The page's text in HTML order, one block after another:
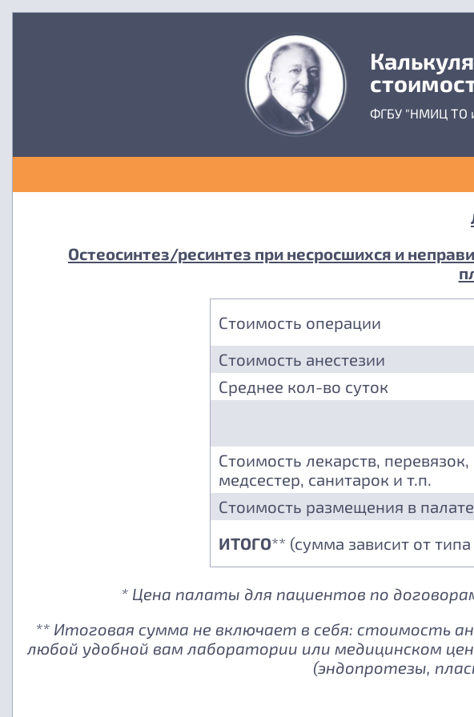
ФГБУ "НМИЦ ТО
Остеосинтез/ресинтез при несросшихся и
Стоимость операции
Стоимость анестезии
Среднее кол-во суток
Стоимость лекарств,
медсестер, санитарок и т.п.
Стоимость размещения в
ИТОГО** (сумма зависит от
* Цена палаты для пациентов по
** Итоговая сумма не включает в себя: стоимость
любой удобной вам лаборатории или медицинском
(эндопротезы,